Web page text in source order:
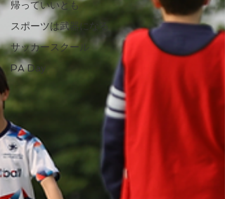
帰っていいとも
スポーツは武器になる
サッカースクール
PA Day